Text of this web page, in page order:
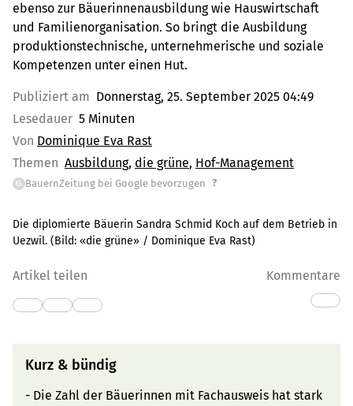
ebenso zur Bäuerinnenausbildung wie Hauswirtschaft
und Familienorganisation. So bringt die Ausbildung
produktionstechnische, unternehmerische und soziale
Kompetenzen unter einen Hut.
Publiziert am Donnerstag, 25. September 2025 04:49
Lesedauer 5 Minuten
Von Dominique Eva Rast
Themen Ausbildung die grüne Hof-Management
G BauernZeitung bei Google bevorzugen ?
Die diplomierte Bäuerin Sandra Schmid Koch auf dem Betrieb in
Uezwil. (Bild: «die grüne» / Dominique Eva Rast)
Artikel teilen Kommentare
Kurz & bündig
- Die Zahl der Bäuerinnen mit Fachausweis hat stark